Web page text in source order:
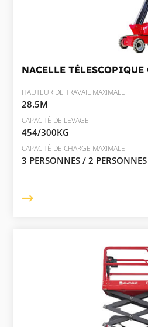
NACELLE TÉLESCOPIQUE
HAUTEUR DE TRAVAIL MAXIMALE
28.5M
CAPACITÉ DE LEVAGE
454/300KG
CAPACITÉ DE CHARGE MAXIMALE
3 PERSONNES / 2 PERSONNES